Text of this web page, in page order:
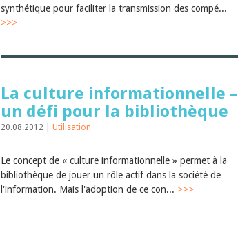
synthétique pour faciliter la transmission des compé...
>>>
La culture informationnelle –
un défi pour la bibliothèque
20.08.2012 | Utilisation
Le concept de « culture informationnelle » permet à la
bibliothèque de jouer un rôle actif dans la société de
l'information. Mais l'adoption de ce con... >>>